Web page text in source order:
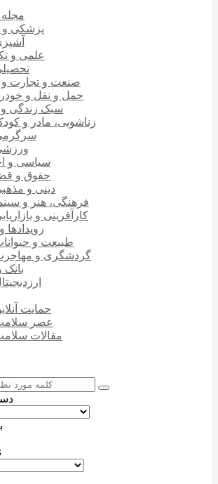
پزشکی
علمی و
صنعت و تجارت
حمل و نقل و
سبک زندگی و
زناشویی، مادر و
سیاسی و
حقوق و
دینی و
فرهنگی، هنر و
کارآفرینی و
طبیعت و
گردشگری و
حمایت
عصر
مقالات